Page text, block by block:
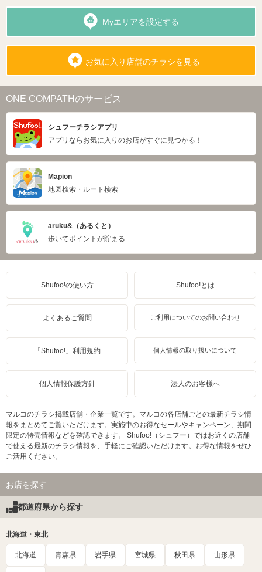
Myエリアを設定する
お気に入り店舗のチラシを見る
ONE COMPATHのサービス
シュフーチラシアプリ
アプリならお気に入りのお店がすぐに見つかる！
Mapion
地図検索・ルート検索
aruku&（あるくと）
歩いてポイントが貯まる
Shufoo!の使い方 Shufoo!とは
よくあるご質問 ご利用についてのお問い合わせ
「Shufoo!」利用規約 個人情報の取り扱いについて
個人情報保護方針 法人のお客様へ
マルコのチラシ掲載店舗・企業一覧です。マルコの各店舗ごとの最新チラシ情
報をまとめてご覧いただけます。実施中のお得なセールやキャンペーン、期間
限定の特売情報などを確認できます。 Shufoo!（シュフー）ではお近くの店舗
で使える最新のチラシ情報を、手軽にご確認いただけます。お得な情報をぜひ
ご活用ください。
お店を探す
都道府県から探す
北海道・東北
北海道 青森県 岩手県 宮城県 秋田県 山形県